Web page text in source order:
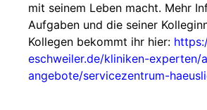
mit seinem Leben macht. Mehr
Aufgaben und die seiner
Kollegen bekommt ihr hier:
eschweiler.de/kliniken-experten/
angebote/servicezentrum-